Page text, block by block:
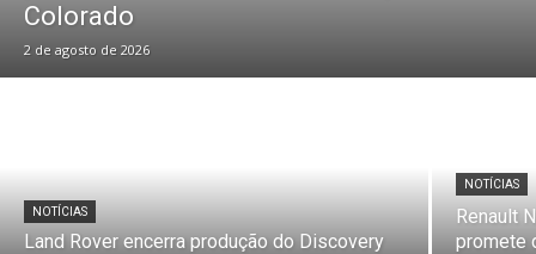
Colorado
2 de agosto de 2026
NOTÍCIAS
Land Rover encerra produção do Discovery
NOTÍCIAS
Renault
promete